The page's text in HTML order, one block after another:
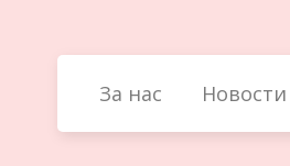
За нас Новости